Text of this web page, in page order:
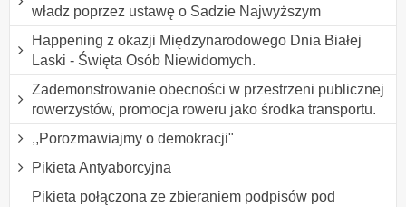
władz poprzez ustawę o Sadzie Najwyższym
Happening z okazji Międzynarodowego Dnia Białej
Laski - Święta Osób Niewidomych.
Zademonstrowanie obecności w przestrzeni publicznej
rowerzystów, promocja roweru jako środka transportu.
,,Porozmawiajmy o demokracji"
Pikieta Antyaborcyjna
Pikieta połączona ze zbieraniem podpisów pod